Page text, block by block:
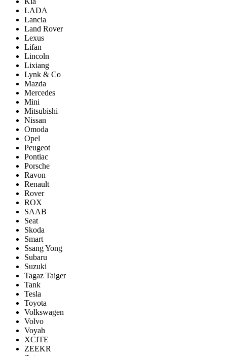
LADA
Lancia
Land Rover
Lexus
Lifan
Lincoln
Lixiang
Lynk & Co
Mazda
Mercedes
Mini
Mitsubishi
Nissan
Omoda
Opel
Peugeot
Pontiac
Porsсhe
Ravon
Renault
Rover
ROX
SAAB
Seat
Skoda
Smart
Ssang Yong
Subaru
Suzuki
Tagaz Taiger
Tank
Tesla
Toyota
Volkswagen
Volvo
Voyah
XCITE
ZEEKR